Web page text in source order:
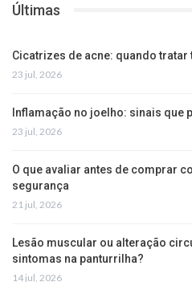
Últimas
Cicatrizes de acne: quando tratar
23 jul, 2026
Inflamação no joelho: sinais que
23 jul, 2026
O que avaliar antes de comprar
segurança
21 jul, 2026
Lesão muscular ou alteração
sintomas na panturrilha?
14 jul, 2026